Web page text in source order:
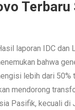
Terbaru
laporan IDC dan
bahwa
lebih dari 50%
mendorong
Pasifik, kecuali di